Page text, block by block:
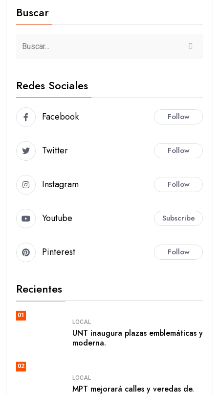
Buscar
Redes Sociales
Facebook Follow
Twitter Follow
Instagram Follow
Youtube Subscribe
Pinterest Follow
Recientes
01
LOCAL
UNT inaugura plazas emblemáticas y
moderna.
02
LOCAL
MPT mejorará calles y veredas de.